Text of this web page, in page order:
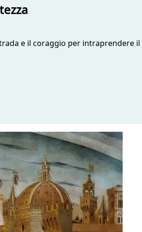
e il coraggio per intraprendere